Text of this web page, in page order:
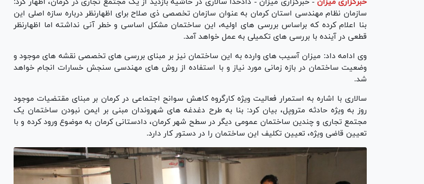
سازمان نظام مهندسی استان کرمان به عنوان سازمان تخصصی ذی صلاح برای اظهارنظر درباره سازه اصلی این
بنا اعلام کرده که براساس بررسی های اولیه، این ساختمان مشکل اساسی و خطر آنی نداشته اما اظهارنظر
قطعی در آینده با بررسی های تکمیلی به عمل خواهد آمد.
وی ادامه داد: میزان آسیب های وارده به این ساختمان نیز بر مبنای بررسی های تخصصی نقشه های موجود و
وضعیت ساختمان در بازه زمانی مورد نیاز و با استفاده از روش های مهندسی سنجش خسارات انجام خواهد
شد.
سالاری با اشاره به استمرار فعالیت ویژه کارگروه کاهش سوانح اجتماعی در کرمان بر مبنای مقتضیات موجود
روز به ویژه حادثه متروپل، بیان کرد: بنا به طرح دغدغه های شهروندان مبنی بر ایمن نبودن ساختمان یک
مجتمع تجاری و چندین ساختمان عمومی دیگر در سطح شهر کرمان، دادستانی کرمان به موضوع ورود کرده و با
تعیین قاضی ویژه، تعیین تکلیف این ساختمان را در دستور کار دارد.